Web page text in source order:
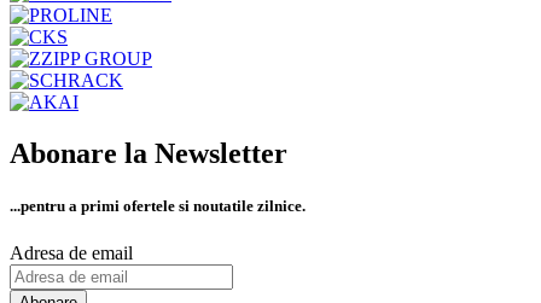
Abonare la Newsletter
...pentru a primi ofertele si noutatile zilnice.
Adresa de email